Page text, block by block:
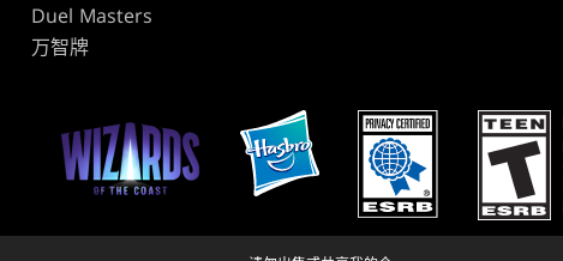
Duel Masters
万智牌